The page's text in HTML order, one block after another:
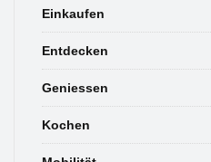
Einkaufen
Entdecken
Geniessen
Kochen